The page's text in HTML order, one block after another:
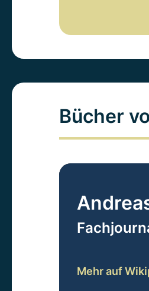
Bücher
Mehr auf